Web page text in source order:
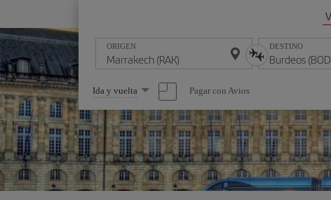
ORIGEN DESTINO
Seleccione
una
opción
Ida y vuelta Pagar con Avios